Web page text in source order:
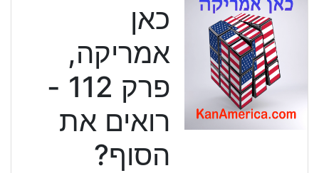
כאן
אמריקה,
פרק 112 -
רואים את
הסוף?